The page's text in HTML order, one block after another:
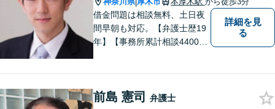
|
借金問題は相談無料、土日夜
間早朝も対応。【弁護士歴19
年】【事務所累計相談4400件
男女問題
詳細を見
る
前島 憲司 弁護士